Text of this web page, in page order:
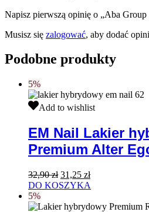
Napisz pierwszą opinię o „Aba Group
Musisz się zalogować, aby dodać
Podobne produkty
5%
EM
Lakier
hybrydowy
Premium
Alter
62
Add to wishlist
EM Nail Lakier
Premium Alter
32,90zł Pierwotna
cena
32,90 zł.
31,25 złAktualna
31,25 zł.
DO KOSZYKA
5%